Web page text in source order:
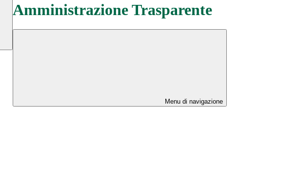
Amministrazione Trasparente
Menu di navigazione